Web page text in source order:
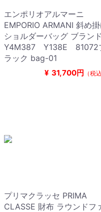
エンポリオアルマーニ
EMPORIO ARMANI 斜め
ショルダーバッグ ブランド
Y4M387 Y138E 81072
ラック bag-01
¥ 31,700円 （税
プリマクラッセ PRIMA
CLASSE 財布 ラウンドフ